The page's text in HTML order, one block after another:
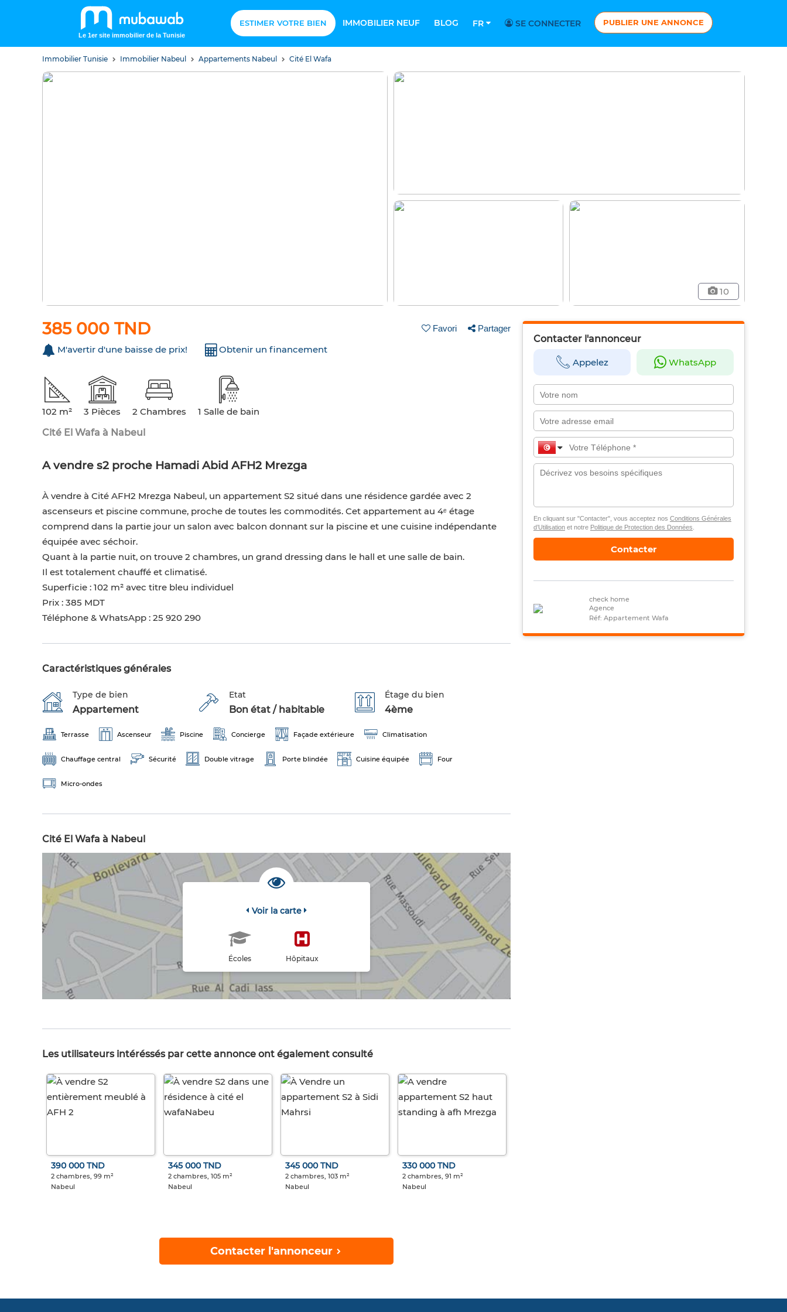
Le 1er site immobilier de la Tunisie
ESTIMER VOTRE BIEN IMMOBILIER NEUF BLOG FR SE CONNECTER PUBLIER UNE ANNONCE
Immobilier Tunisie Immobilier Nabeul Appartements Nabeul Cité El Wafa
10
385 000 TND Favori Partager
M'avertir d'une baisse de prix! Obtenir un financement
102 m² 3 Pièces 2 Chambres
1 Salle de bain
Cité El Wafa à Nabeul
A vendre s2 proche Hamadi Abid AFH2 Mrezga
À vendre à Cité AFH2 Mrezga Nabeul, un appartement S2 situé dans une résidence gardée avec 2
ascenseurs et piscine commune, proche de toutes les commodités. Cet appartement au 4ᵉ étage
comprend dans la partie jour un salon avec balcon donnant sur la piscine et une cuisine indépendante
équipée avec séchoir.
Quant à la partie nuit, on trouve 2 chambres, un grand dressing dans le hall et une salle de bain.
Il est totalement chauffé et climatisé.
Superficie : 102 m² avec titre bleu individuel
Prix : 385 MDT
Téléphone & WhatsApp : 25 920 290
Caractéristiques générales
Type de bien
Appartement
Etat
Bon état / habitable
Étage du bien
4ème
Terrasse Ascenseur Piscine Concierge Façade extérieure Climatisation
Chauffage central Sécurité Double vitrage Porte blindée Cuisine équipée Four
Micro-ondes
Cité El Wafa à Nabeul
Voir la carte
Écoles Hôpitaux
Les utilisateurs intéréssés par cette annonce ont également consulté
390 000 TND
2 chambres, 99 m²
Nabeul
345 000 TND
2 chambres, 105 m²
Nabeul
345 000 TND
2 chambres, 103 m²
Nabeul
330 000 TND
2 chambres, 91 m²
Nabeul
Contacter l'annonceur
Contacter l'annonceur
Appelez WhatsApp
En cliquant sur "Contacter", vous acceptez nos Conditions Générales
d’Utilisationet notre Politique de Protection des Données
Contacter
check home
Agence
Réf: Appartement Wafa